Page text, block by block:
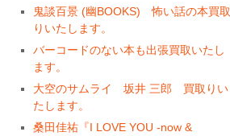
鬼談百景 (幽BOOKS) 怖い話の本買取
りいたします。
バーコードのない本も出張買取いたし
ます。
大空のサムライ 坂井 三郎 買取りい
たします。
桑田佳祐『I LOVE YOU -now &